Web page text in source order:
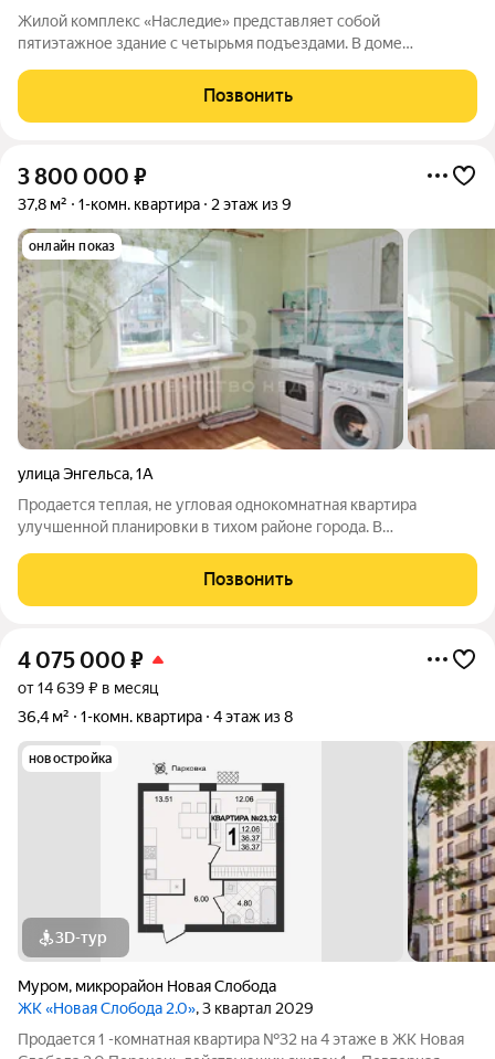
Жилой комплекс «Наследие» представляет собой
пятиэтажное здание с четырьмя подъездами. В доме
назначения. Комплекс находится в благоустроенном
микрорайоне. На придомовой территории есть современная
Позвонить
3 800 000 ₽
37,8 м² 1-комн. квартира 2 этаж из 9
онлайн показ
улица Энгельса,1А
Продается теплая, не угловая однокомнатная квартира
улучшенной планировки в тихом районе города. В
совмещенный санузел; застекленная лоджия, с выходом из
комнаты; установлены окна ПВХ, качественные
Позвонить
4 075 000 ₽
от 14 639 ₽ в месяц
36,4 м²
1-комн. квартира 4 этаж из 8
новостройка
3D-тур
Муром, микрорайон Новая Слобода
ЖК «Новая Слобода 2.0», 3 квартал 2029
Продается 1 -комнатная квартира №32 на 4 этаже в ЖК Новая